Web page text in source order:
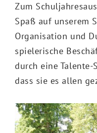
Zum
Spaß auf unserem
Organisation und
spielerische
durch eine
dass sie es allen